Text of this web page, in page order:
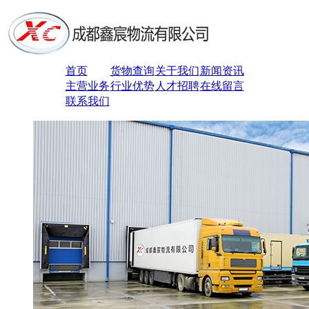
首页 货物查询关于我们新闻资讯
主营业务行业优势 人才招聘在线留言
联系我们